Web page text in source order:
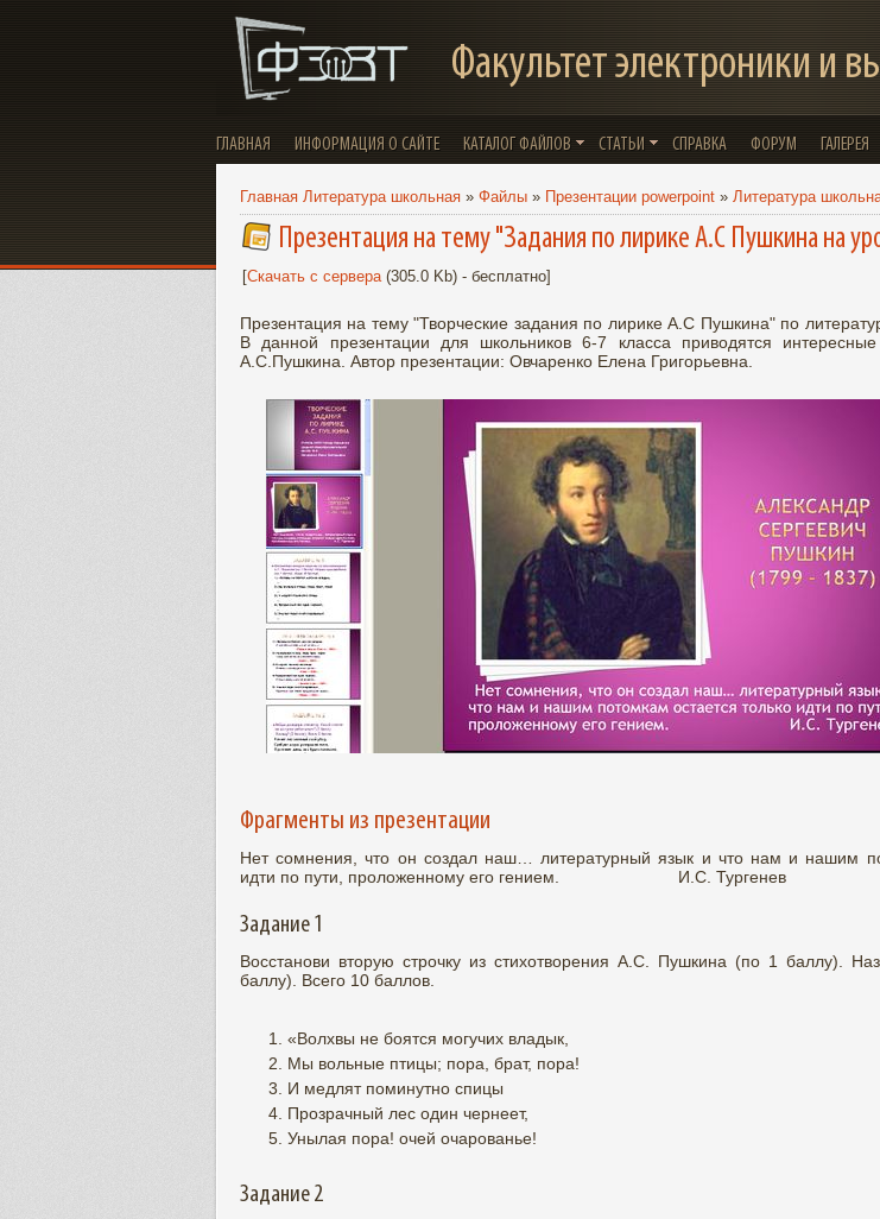
Факультет электроники и
ГЛАВНАЯ ИНФОРМАЦИЯ О САЙТЕ КАТАЛОГ ФАЙЛОВ СТАТЬИ СПРАВКА ФОРУМ ГАЛЕРЕЯ
Главная Литература школьная » Файлы » Презентации powerpoint » Литература
Презентация на тему "Задания по лирике А.С Пушкина на
[Скачать с сервера(305.0 Kb) - бесплатно]
Презентация на тему "Творческие задания по лирике А.С Пушкина" по
В данной презентации для школьников 6-7 класса приводятся
А.С.Пушкина. Автор презентации: Овчаренко Елена Григорьевна.
Фрагменты из презентации
Нет сомнения, что он создал наш… литературный язык и что нам и нашим
идти по пути, проложенному его гением. И.С. Тургенев
Задание 1
Восстанови вторую строчку из стихотворения А.С. Пушкина (по 1 баллу).
баллу). Всего 10 баллов.
«Волхвы не боятся могучих владык,
Мы вольные птицы; пора, брат, пора!
И медлят поминутно спицы
Прозрачный лес один чернеет,
Унылая пора! очей очарованье!
Задание 2